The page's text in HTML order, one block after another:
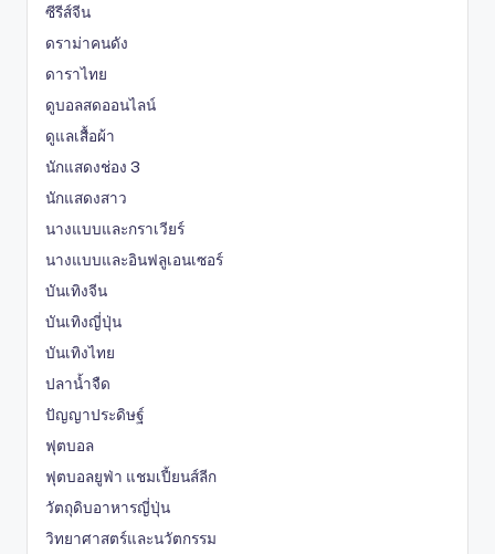
ซีรีส์จีน
ดราม่าคนดัง
ดาราไทย
ดูบอลสดออนไลน์
ดูแลเสื้อผ้า
นักแสดงช่อง 3
นักแสดงสาว
นางแบบและกราเวียร์
นางแบบและอินฟลูเอนเซอร์
บันเทิงจีน
บันเทิงญี่ปุ่น
บันเทิงไทย
ปลาน้ำจืด
ปัญญาประดิษฐ์
ฟุตบอล
ฟุตบอลยูฟ่า แชมเปี้ยนส์ลีก
วัตถุดิบอาหารญี่ปุ่น
วิทยาศาสตร์และนวัตกรรม